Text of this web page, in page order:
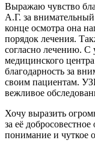
Выражаю чувство
А.Г. за
конце осмотра она
порядок лечения.
согласно лечению.
медицинского
благодарность за
своим пациентам.
вежливое
Хочу выразить
за её
понимание и чуткое